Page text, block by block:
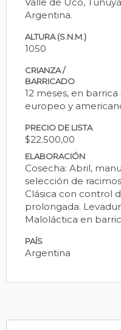
Argentina.
ALTURA (S.N.M.)
1050
CRIANZA /
BARRICADO
12 meses, en
europeo y
PRECIO DE LISTA
$22.500,00
ELABORACIÓN
Cosecha: Abril,
selección de
Clásica con control
prolongada.
Maloláctica en
PAÍS
Argentina